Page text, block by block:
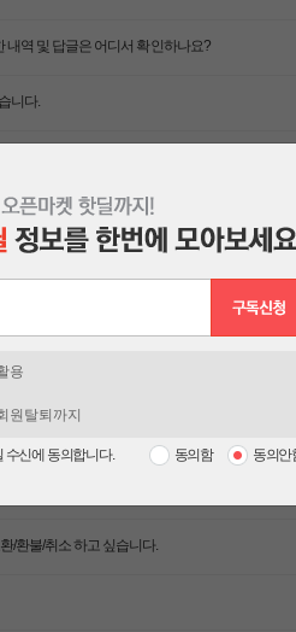
용
원탈퇴까지
수신에 동의합니다. 동의함 동의안
내역 및 답글은 어디서 확인하나요?
니다.
받고 싶습니다.
시 메시지를 그만 받고 싶습니다.
은 어디서 조회하나요?
/환불/취소 하고 싶습니다.